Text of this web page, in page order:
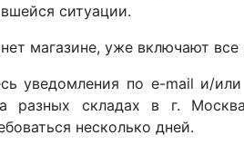
ситуации.
магазине, уже включают все
уведомления по e-mail и/
разных складах в г.
несколько дней.